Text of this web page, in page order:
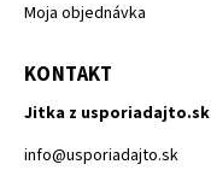
Moja objednávka
KONTAKT
Jitka z usporiadajto.sk
info@usporiadajto.sk